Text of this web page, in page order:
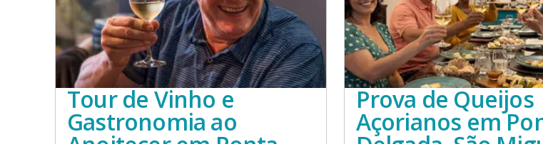
Tour de Vinho e
Gastronomia ao
Prova de Queijos
Açorianos em